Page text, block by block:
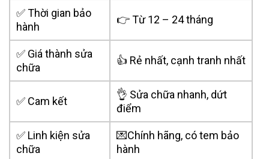
✅ Thời gian bảo
hành
👉 Từ 12 – 24 tháng
✅ Giá thành sửa
chữa
👍 Rẻ nhất, cạnh tranh nhất
✅ Cam kết
👌 Sửa chữa nhanh, dứt
điểm
✅ Linh kiện sửa
chữa
💌Chính hãng, có tem bảo
hành